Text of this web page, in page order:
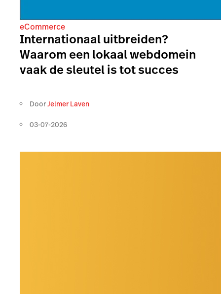
eCommerce
Internationaal uitbreiden?
Waarom een lokaal webdomein
vaak de sleutel is tot succes
DoorJelmer Laven
03-07-2026